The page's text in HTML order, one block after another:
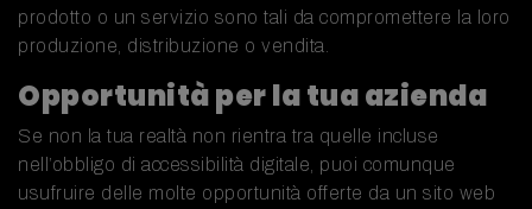
prodotto o un servizio sono tali da compromettere la loro
produzione, distribuzione o vendita.
Opportunità per la tua azienda
Se non la tua realtà non rientra tra quelle incluse
nell’obbligo di accessibilità digitale, puoi comunque
usufruire delle molte opportunità offerte da un sito web